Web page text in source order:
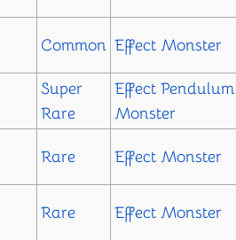
Common Effect Monster
Super
Rare
Effect Pendulum
Monster
Rare Effect Monster
Rare Effect Monster